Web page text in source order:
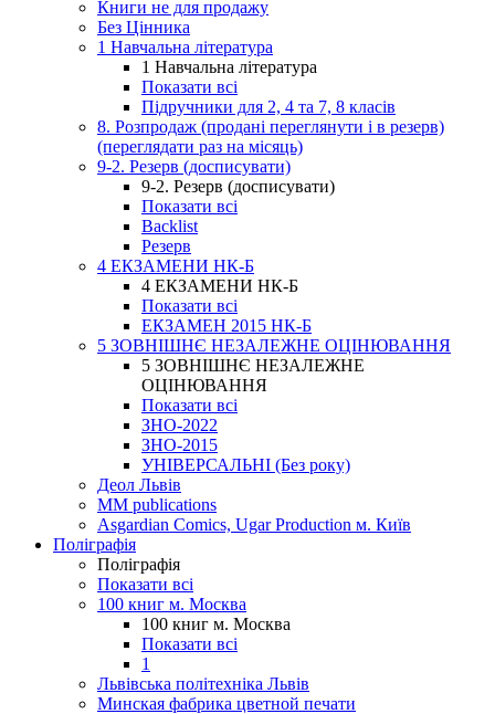
Книги не для продажу
Без Цінника
1 Навчальна література
1 Навчальна література
Показати всі
Підручники для 2, 4 та 7, 8 класів
8. Розпродаж (продані переглянути і в резерв)
(переглядати раз на місяць)
9-2. Резерв (досписувати)
9-2. Резерв (досписувати)
Показати всі
Backlist
Резерв
4 ЕКЗАМЕНИ НК-Б
4 ЕКЗАМЕНИ НК-Б
Показати всі
ЕКЗАМЕН 2015 НК-Б
5 ЗОВНІШНЄ НЕЗАЛЕЖНЕ ОЦІНЮВАННЯ
5 ЗОВНІШНЄ НЕЗАЛЕЖНЕ
ОЦІНЮВАННЯ
Показати всі
ЗНО-2022
ЗНО-2015
УНІВЕРСАЛЬНІ (Без року)
Деол Львів
MM publications
Asgardian Comics, Ugar Production м. Київ
Поліграфія
Поліграфія
Показати всі
100 книг м. Москва
100 книг м. Москва
Показати всі
1
Львівська політехніка Львів
Минская фабрика цветной печати